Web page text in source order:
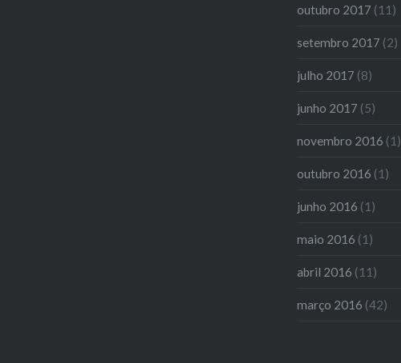
outubro 2017 (11)
setembro 2017 (2)
julho 2017 (8)
junho 2017 (5)
novembro 2016 (1)
outubro 2016 (1)
junho 2016 (1)
maio 2016 (1)
abril 2016 (11)
março 2016 (42)